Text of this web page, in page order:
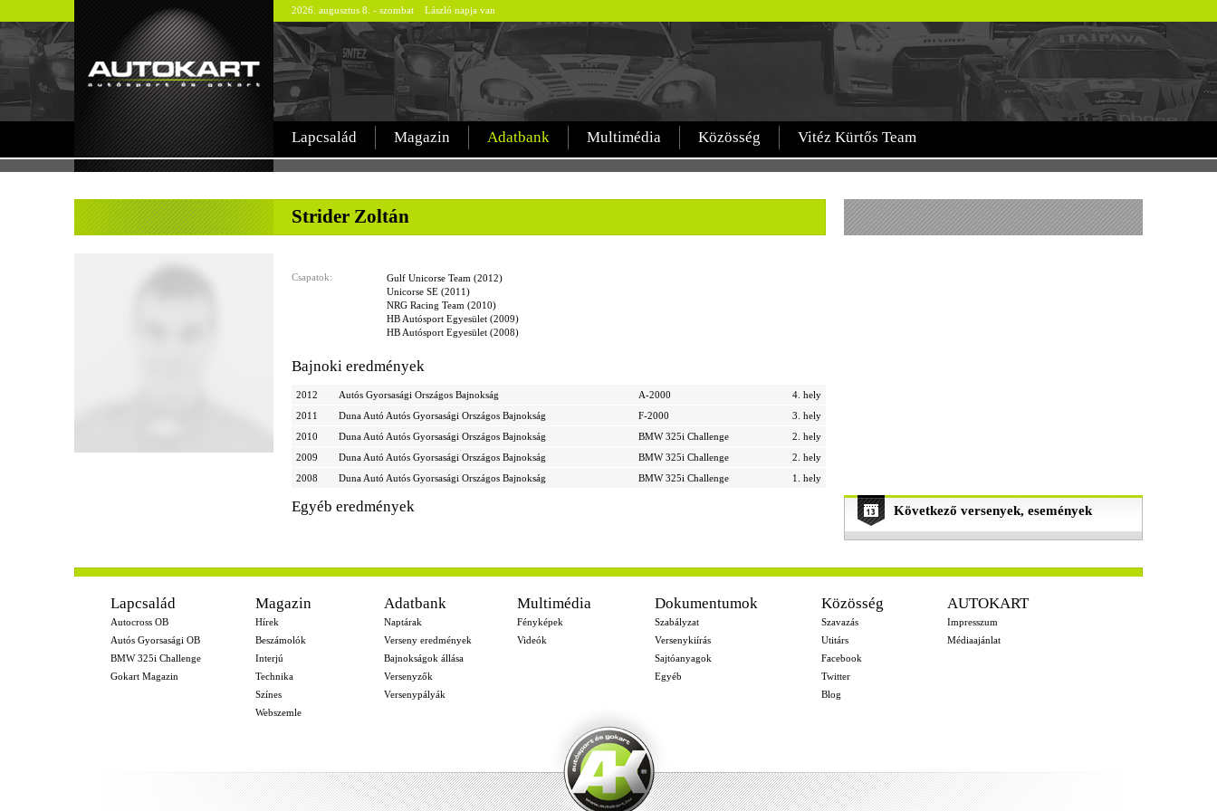
2026. augusztus 8. - szombat László napja van
Lapcsalád Magazin Adatbank Multimédia Közösség Vitéz Kürtős Team
Strider Zoltán
Csapatok:
Gulf Unicorse Team (2012)
Unicorse SE (2011)
NRG Racing Team (2010)
HB Autósport Egyesület (2009)
HB Autósport Egyesület (2008)
Bajnoki eredmények
2012 Autós Gyorsasági Országos Bajnokság A-2000
4. hely
2011
Duna Autó Autós Gyorsasági Országos Bajnokság F-2000
3. hely
2010
Duna Autó Autós Gyorsasági Országos Bajnokság BMW 325i Challenge
2. hely
2009
Duna Autó Autós Gyorsasági Országos Bajnokság BMW 325i Challenge
2. hely
2008
Duna Autó Autós Gyorsasági Országos Bajnokság BMW 325i Challenge 1. hely
Egyéb eredmények Következő versenyek, események
Lapcsalád
Autocross OB
Autós Gyorsasági OB
BMW 325i Challenge
Gokart Magazin
Magazin
Hírek
Beszámolók
Interjú
Technika
Színes
Webszemle
Adatbank
Naptárak
Verseny eredmények
Bajnokságok állása
Versenyzők
Versenypályák
Multimédia
Fényképek
Videók
Dokumentumok
Szabályzat
Versenykiírás
Sajtóanyagok
Egyéb
Közösség
Szavazás
Utitárs
Facebook
Twitter
Blog
AUTOKART
Impresszum
Médiaajánlat